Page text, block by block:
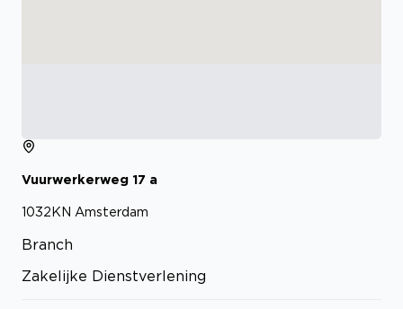
Vuurwerkerweg 17 a
1032KN Amsterdam
Branch
Zakelijke Dienstverlening